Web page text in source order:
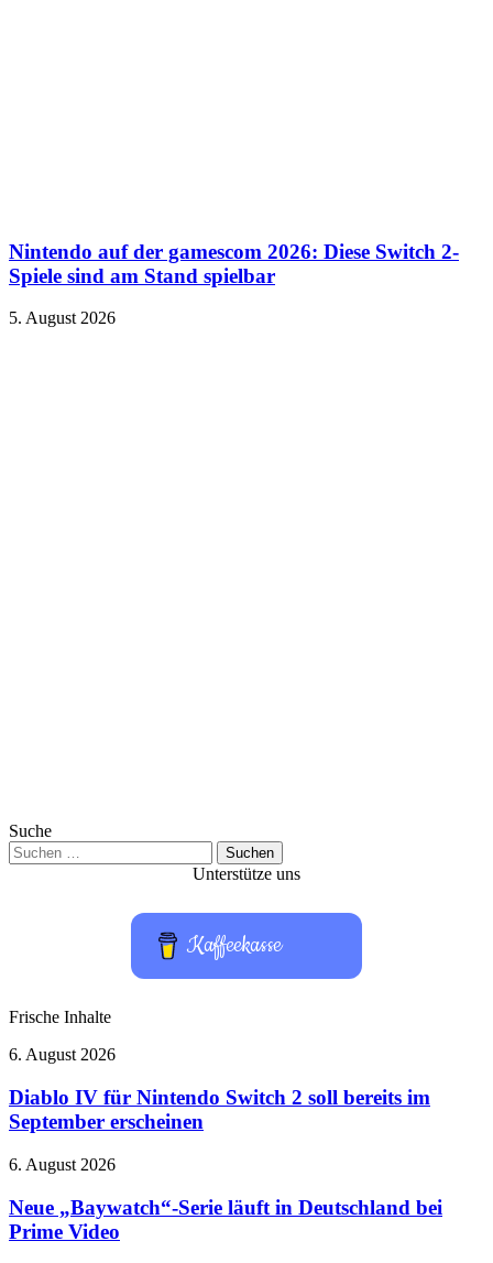
Nintendo auf der gamescom 2026: Diese Switch 2-
Spiele sind am Stand spielbar
5. August 2026
Suche
Suchen
nach:
Unterstütze uns
Kaffeekasse
Frische Inhalte
Diablo
für
Nintendo
Switch
soll
im
September
6. August 2026
Diablo IV für Nintendo Switch 2 soll bereits im
September erscheinen
Neue
Serie
läuft
in
6. August 2026
Neue „Baywatch“-Serie läuft in Deutschland bei
Prime Video